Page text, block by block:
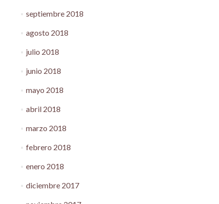
septiembre 2018
agosto 2018
julio 2018
junio 2018
mayo 2018
abril 2018
marzo 2018
febrero 2018
enero 2018
diciembre 2017